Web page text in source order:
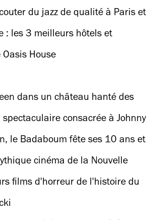
des RER
du jazz de qualité à Paris et
(Davis)
: les 3 meilleurs hôtels et
de Fontainebleau
House
dans un château hanté des
murder party et marathon ciné
spectaculaire consacrée à Johnny
à Paris. Que faut-il en
le Badaboum fête ses 10 ans et
Badass”
cinéma de la Nouvelle
un cycle de films d’horreur
films d'horreur de l'histoire du